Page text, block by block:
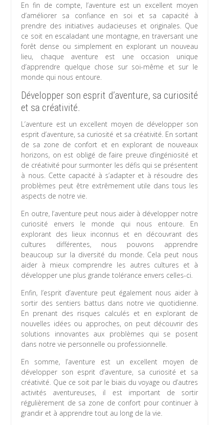
En fin de compte, l’aventure est un excellent moyen
d’améliorer sa confiance en soi et sa capacité à
prendre des initiatives audacieuses et originales. Que
ce soit en escaladant une montagne, en traversant une
forêt dense ou simplement en explorant un nouveau
lieu, chaque aventure est une occasion unique
d’apprendre quelque chose sur soi-même et sur le
monde qui nous entoure.
Développer son esprit d’aventure, sa curiosité
et sa créativité.
L’aventure est un excellent moyen de développer son
esprit d’aventure, sa curiosité et sa créativité. En sortant
de sa zone de confort et en explorant de nouveaux
horizons, on est obligé de faire preuve d’ingéniosité et
de créativité pour surmonter les défis qui se présentent
à nous. Cette capacité à s’adapter et à résoudre des
problèmes peut être extrêmement utile dans tous les
aspects de notre vie.
En outre, l’aventure peut nous aider à développer notre
curiosité envers le monde qui nous entoure. En
explorant des lieux inconnus et en découvrant des
cultures différentes, nous pouvons apprendre
beaucoup sur la diversité du monde. Cela peut nous
aider à mieux comprendre les autres cultures et à
développer une plus grande tolérance envers celles-ci.
Enfin, l’esprit d’aventure peut également nous aider à
sortir des sentiers battus dans notre vie quotidienne.
En prenant des risques calculés et en explorant de
nouvelles idées ou approches, on peut découvrir des
solutions innovantes aux problèmes qui se posent
dans notre vie personnelle ou professionnelle.
En somme, l’aventure est un excellent moyen de
développer son esprit d’aventure, sa curiosité et sa
créativité. Que ce soit par le biais du voyage ou d’autres
activités aventureuses, il est important de sortir
régulièrement de sa zone de confort pour continuer à
grandir et à apprendre tout au long de la vie.